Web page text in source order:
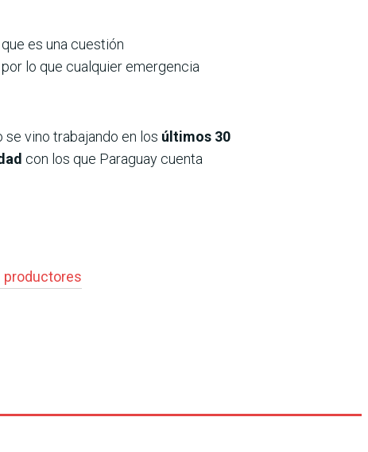
es una cuestión
por lo que cualquier emergencia
se vino trabajando en los últimos 30
con los que Paraguay cuenta
productores